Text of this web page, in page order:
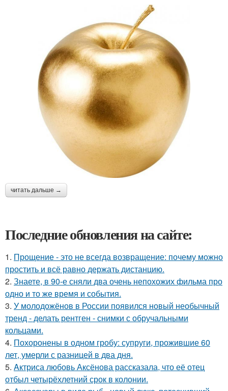
читать дальше →
Последние обновления на сайте:
1. Прощение - это не всегда возвращение: почему можно
простить и всё равно держать дистанцию.
2. Знаете, в 90-е сняли два очень непохожих фильма про
одно и то же время и события.
3. У молодожёнов в России появился новый необычный
тренд - делать рентген - снимки с обручальными
кольцами.
4. Похоронены в одном гробу: супруги, прожившие 60
лет, умерли с разницей в два дня.
5. Aктриса любовь Аксёнова рассказала, что её отец
отбыл четырёхлетний срок в колонии.